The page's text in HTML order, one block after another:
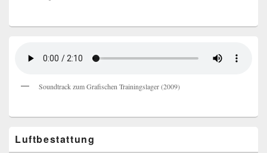
Soundtrack zum Grafischen Trainingslager (2009)
Luftbestattung